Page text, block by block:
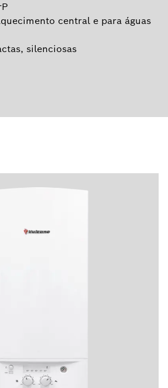
central e para águas
silenciosas